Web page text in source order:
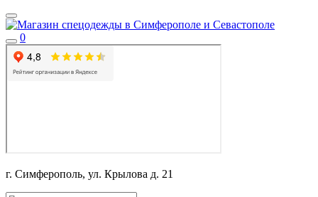
0
г. Симферополь, ул. Крылова д. 21